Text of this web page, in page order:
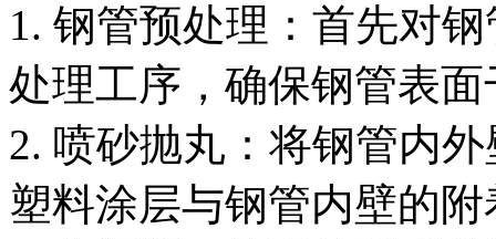
1. 钢管预处理：首先对
处理工序，确保钢管表
2. 喷砂抛丸：将钢管内
塑料涂层与钢管内壁的附